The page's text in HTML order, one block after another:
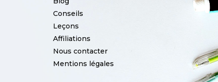
Conseils
Leçons
Affiliations
Nous contacter
Mentions légales